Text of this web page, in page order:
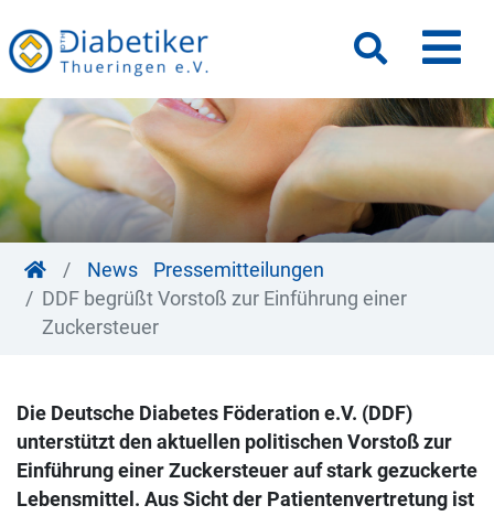
News
Pressemitteilungen
DDF begrüßt Vorstoß zur Einführung einer
Zuckersteuer
Die Deutsche Diabetes Föderation e.V. (DDF)
unterstützt den aktuellen politischen Vorstoß zur
Einführung einer Zuckersteuer auf stark gezuckerte
Lebensmittel. Aus Sicht der Patientenvertretung ist